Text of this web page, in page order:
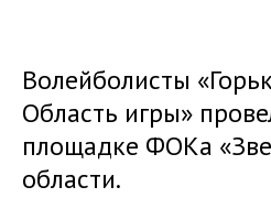
Волейболисты
Область игры»
площадке ФОКа
области.